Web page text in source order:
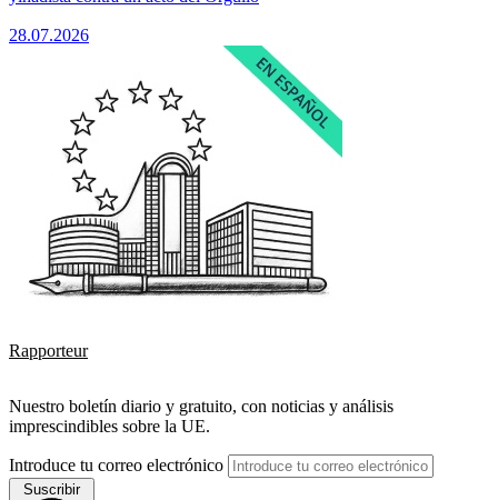
28.07.2026
Rapporteur
Nuestro boletín diario y gratuito, con noticias y análisis
imprescindibles sobre la UE.
Introduce tu correo electrónico
Suscribir